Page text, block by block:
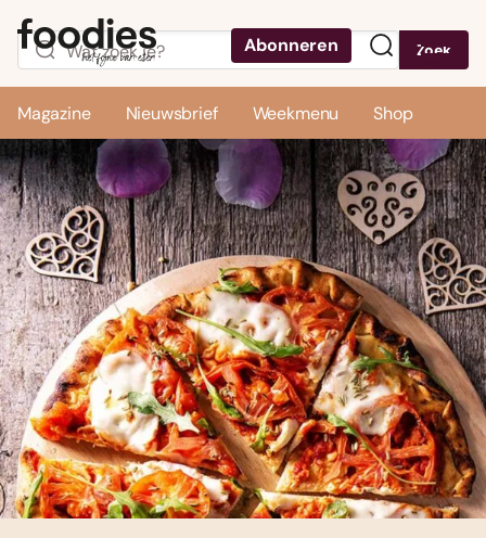
Abonneren Zoek
Magazine Nieuwsbrief Weekmenu Shop